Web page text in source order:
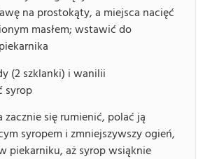
na prostokąty, a miejsca nacięć
masłem; wstawić do
(2 szklanki) i wanilii
syrop
zacznie się rumienić, polać ją
syropem i zmniejszywszy ogień,
piekarniku, aż syrop wsiąknie